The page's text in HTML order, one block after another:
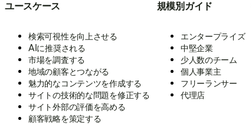
ユースケース
検索可視性を向上させる
AIに推奨される
市場を調査する
地域の顧客とつながる
魅力的なコンテンツを作成する
サイトの技術的な問題を修正する
サイト外部の評価を高める
顧客戦略を策定する
規模別ガイド
エンタープライズ
中堅企業
少人数のチーム
個人事業主
フリーランサー
代理店